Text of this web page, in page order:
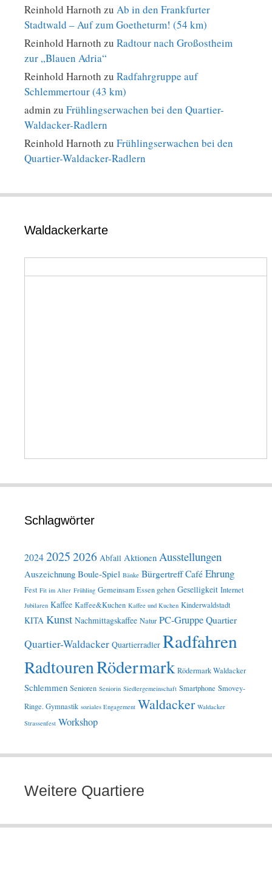
Reinhold Harnoth zu Ab in den Frankfurter
Stadtwald – Auf zum Goetheturm! (54 km)
Reinhold Harnoth zu Radtour nach Großostheim
zur „Blauen Adria“
Reinhold Harnoth zu Radfahrgruppe auf
Schlemmertour (43 km)
admin zu Frühlingserwachen bei den Quartier-
Waldacker-Radlern
Reinhold Harnoth zu Frühlingserwachen bei den
Quartier-Waldacker-Radlern
Waldackerkarte
Schlagwörter
202420252026 Abfall Aktionen Ausstellungen
Auszeichnung Boule-Spiel Bänke BürgertreffCaféEhrung
Fest Fit im Alter Frühling Gemeinsam Essen gehen Geselligkeit Internet
Jubilaren Kaffee Kaffee&Kuchen Kaffee und Kuchen Kinderwaldstadt
KITA Kunst Nachmittagskaffee Natur PC-GruppeQuartier
Quartier-Waldacker Quartierradler Radfahren
RadtourenRödermark Rödermark Waldacker
Schlemmen Senioren Seniorin Siedlergemeinschaft Smartphone Smovey-
Ringe. Gymnastik soziales Engagement Waldacker Waldacker
Strassenfest Workshop
Weitere Quartiere